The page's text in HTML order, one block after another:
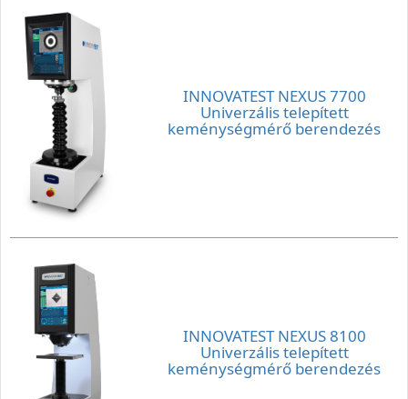
INNOVATEST NEXUS 7700
Univerzális telepített
keménységmérő berendezés
INNOVATEST NEXUS 8100
Univerzális telepített
keménységmérő berendezés